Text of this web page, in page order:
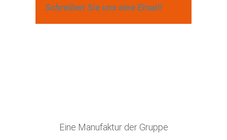
Schreiben Sie uns eine Email!
Eine Manufaktur der Gruppe